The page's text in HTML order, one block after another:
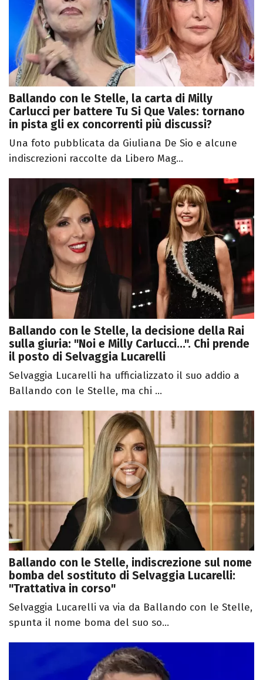
Ballando con le Stelle, la carta di Milly
Carlucci per battere Tu Si Que Vales: tornano
in pista gli ex concorrenti più discussi?
Una foto pubblicata da Giuliana De Sio e alcune
indiscrezioni raccolte da Libero Mag...
Ballando con le Stelle, la decisione della Rai
sulla giuria: "Noi e Milly Carlucci...". Chi prende
il posto di Selvaggia Lucarelli
Selvaggia Lucarelli ha ufficializzato il suo addio a
Ballando con le Stelle, ma chi ...
Ballando con le Stelle, indiscrezione sul nome
bomba del sostituto di Selvaggia Lucarelli:
"Trattativa in corso"
Selvaggia Lucarelli va via da Ballando con le Stelle,
spunta il nome boma del suo so...